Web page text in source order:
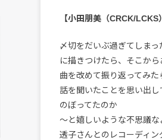
【小田朋美（CRCK/LCKS
〆切をだいぶ過ぎてしま
に描きつけたら、そこか
曲を改めて振り返ってみ
話を聞いたことを思い出
のぼってたのか
〜と嬉しいような不思議な
透子さんとのレコーディ